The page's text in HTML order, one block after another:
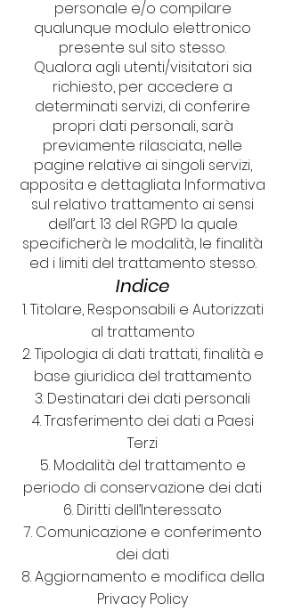
personale e/o compilare
qualunque modulo elettronico
presente sul sito stesso.
Qualora agli utenti/visitatori sia
richiesto, per accedere a
determinati servizi, di conferire
propri dati personali, sarà
previamente rilasciata, nelle
pagine relative ai singoli servizi,
apposita e dettagliata Informativa
sul relativo trattamento ai sensi
dell’art. 13 del RGPD la quale
specificherà le modalità, le finalità
ed i limiti del trattamento stesso.
Indice
Titolare, Responsabili e Autorizzati
al trattamento
Tipologia di dati trattati, finalità e
base giuridica del trattamento
Destinatari dei dati personali
Trasferimento dei dati a Paesi
Terzi
Modalità del trattamento e
periodo di conservazione dei dati
Diritti dell’Interessato
Comunicazione e conferimento
dei dati
Aggiornamento e modifica della
Privacy Policy